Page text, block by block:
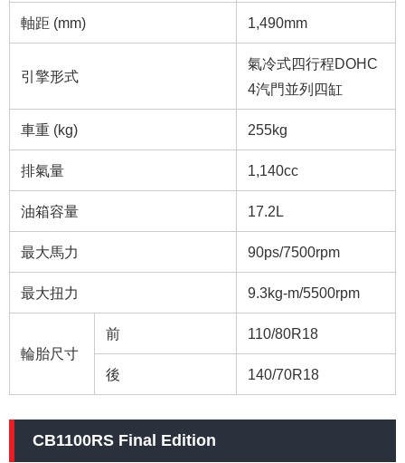
軸距 (mm) 1,490mm
引擎形式
氣冷式四行程DOHC
4汽門並列四缸
車重 (kg) 255kg
排氣量 1,140cc
油箱容量 17.2L
最大馬力 90ps/7500rpm
最大扭力 9.3kg-m/5500rpm
輪胎尺寸
前 110/80R18
後 140/70R18
CB1100RS Final Edition